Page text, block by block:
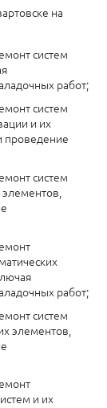
на
систем
работ;
систем
и их
проведение
систем
работ;
систем
элементов,
и их